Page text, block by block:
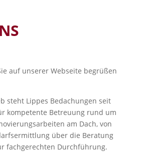
auf unserer Webseite begrüßen
steht Lippes Bedachungen seit
kompetente Betreuung rund um
am Dach, von
über die Beratung
fachgerechten Durchführung.